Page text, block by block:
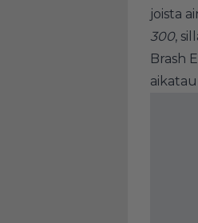
joista
300,
Brash